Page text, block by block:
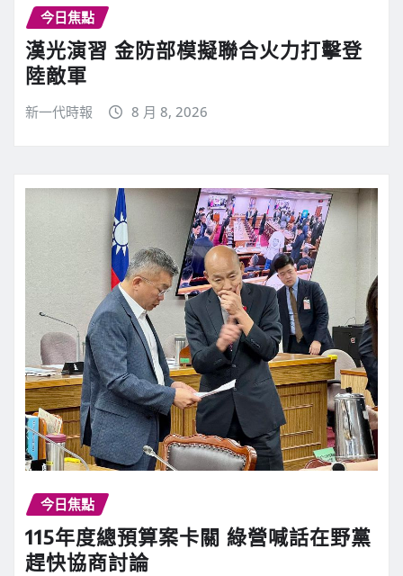
今日焦點
漢光演習 金防部模擬聯合火力打擊登
陸敵軍
新一代時報 8 月 8, 2026
今日焦點
115年度總預算案卡關 綠營喊話在野黨
趕快協商討論